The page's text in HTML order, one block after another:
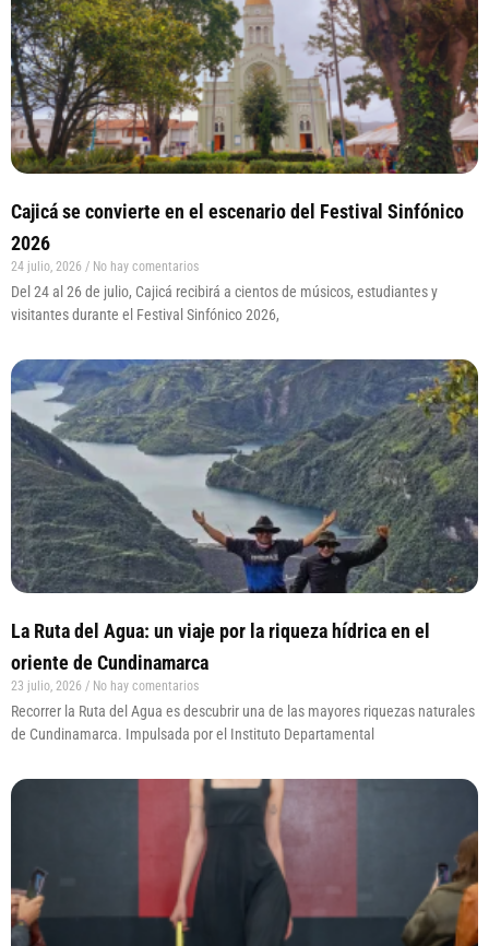
Cajicá se convierte en el escenario del Festival Sinfónico
2026
24 julio, 2026 No hay comentarios
Del 24 al 26 de julio, Cajicá recibirá a cientos de músicos, estudiantes y
visitantes durante el Festival Sinfónico 2026,
La Ruta del Agua: un viaje por la riqueza hídrica en el
oriente de Cundinamarca
23 julio, 2026 No hay comentarios
Recorrer la Ruta del Agua es descubrir una de las mayores riquezas naturales
de Cundinamarca. Impulsada por el Instituto Departamental